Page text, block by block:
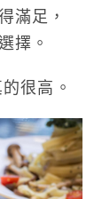
滿足，
擇。
很高。